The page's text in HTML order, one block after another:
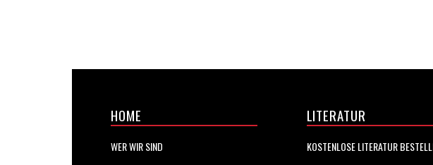
HOME
WER WIR SIND
LITERATUR
KOSTENLOSE LITERATUR